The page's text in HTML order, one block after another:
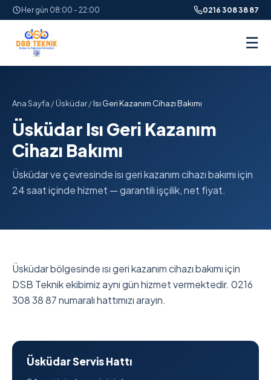
Her gün 08:00 - 22:00 0216 308 38 87
☰
Ana Sayfa /Üsküdar/Isı Geri Kazanım Cihazı Bakımı
Üsküdar Isı Geri Kazanım
Cihazı Bakımı
Üsküdar ve çevresinde isı geri kazanım cihazı bakımı için
24 saat içinde hizmet — garantili işçilik, net fiyat.
Üsküdar bölgesinde ısı geri kazanım cihazı bakımı için
DSB Teknik ekibimiz aynı gün hizmet vermektedir. 0216
308 38 87 numaralı hattımızı arayın.
Üsküdar Servis Hattı